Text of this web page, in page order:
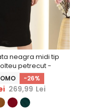
neagra midi tip
petrecut -
-26%
269,99 Lei